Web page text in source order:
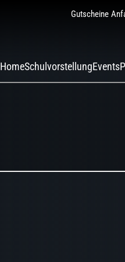
Gutscheine
HomeSchulvorstellungEvents